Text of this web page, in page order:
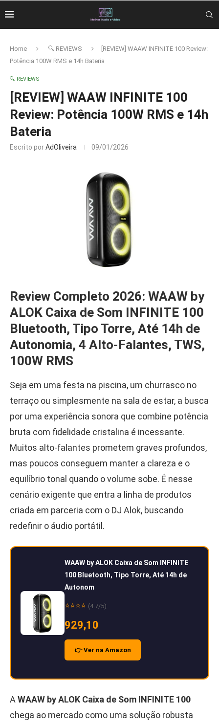
Home 🔍 REVIEWS
[REVIEW] WAAW INFINITE 100 Review:
Potência 100W RMS e 14h Bateria
🔍 REVIEWS
[REVIEW] WAAW INFINITE 100
Review: Potência 100W RMS e 14h
Bateria
Escrito porAdOliveira 09/01/2026
Review Completo 2026: WAAW by
ALOK Caixa de Som INFINITE 100
Bluetooth, Tipo Torre, Até 14h de
Autonomia, 4 Alto-Falantes, TWS,
100W RMS
Seja em uma festa na piscina, um churrasco no
terraço ou simplesmente na sala de estar, a busca
por uma experiência sonora que combine potência
bruta com fidelidade cristalina é incessante.
Muitos alto-falantes prometem graves profundos,
mas poucos conseguem manter a clareza e o
equilíbrio tonal quando o volume sobe. É nesse
cenário exigente que entra a linha de produtos
criada em parceria com o DJ Alok, buscando
redefinir o áudio portátil.
WAAW by ALOK Caixa de Som INFINITE
100 Bluetooth, Tipo Torre, Até 14h de
Autonom
⭐⭐⭐⭐ (4.7/5)
929,10
👉 Ver na Amazon
AWAAW by ALOK Caixa de Som INFINITE 100
chega ao mercado como uma solução robusta